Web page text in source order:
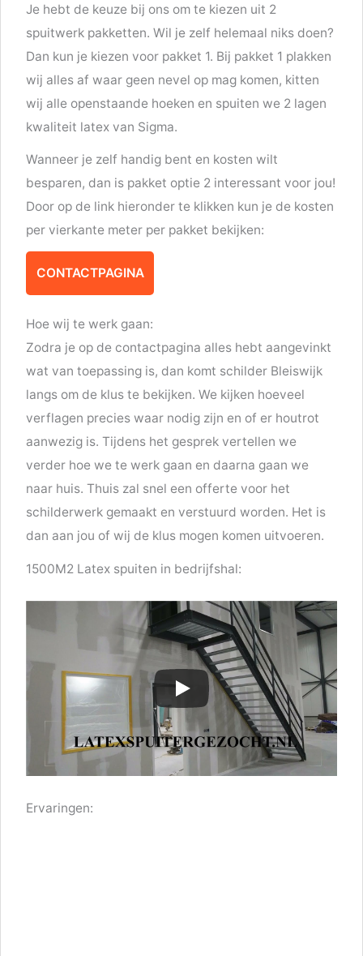
Je hebt de keuze bij ons om te kiezen uit 2
spuitwerk pakketten. Wil je zelf helemaal niks doen?
Dan kun je kiezen voor pakket 1. Bij pakket 1 plakken
wij alles af waar geen nevel op mag komen, kitten
wij alle openstaande hoeken en spuiten we 2 lagen
kwaliteit latex van Sigma.
Wanneer je zelf handig bent en kosten wilt
besparen, dan is pakket optie 2 interessant voor jou!
Door op de link hieronder te klikken kun je de kosten
per vierkante meter per pakket bekijken:
CONTACTPAGINA
Hoe wij te werk gaan:
Zodra je op de contactpagina alles hebt aangevinkt
wat van toepassing is, dan komt schilder Bleiswijk
langs om de klus te bekijken. We kijken hoeveel
verflagen precies waar nodig zijn en of er houtrot
aanwezig is. Tijdens het gesprek vertellen we
verder hoe we te werk gaan en daarna gaan we
naar huis. Thuis zal snel een offerte voor het
schilderwerk gemaakt en verstuurd worden. Het is
dan aan jou of wij de klus mogen komen uitvoeren.
1500M2 Latex spuiten in bedrijfshal:
Ervaringen: